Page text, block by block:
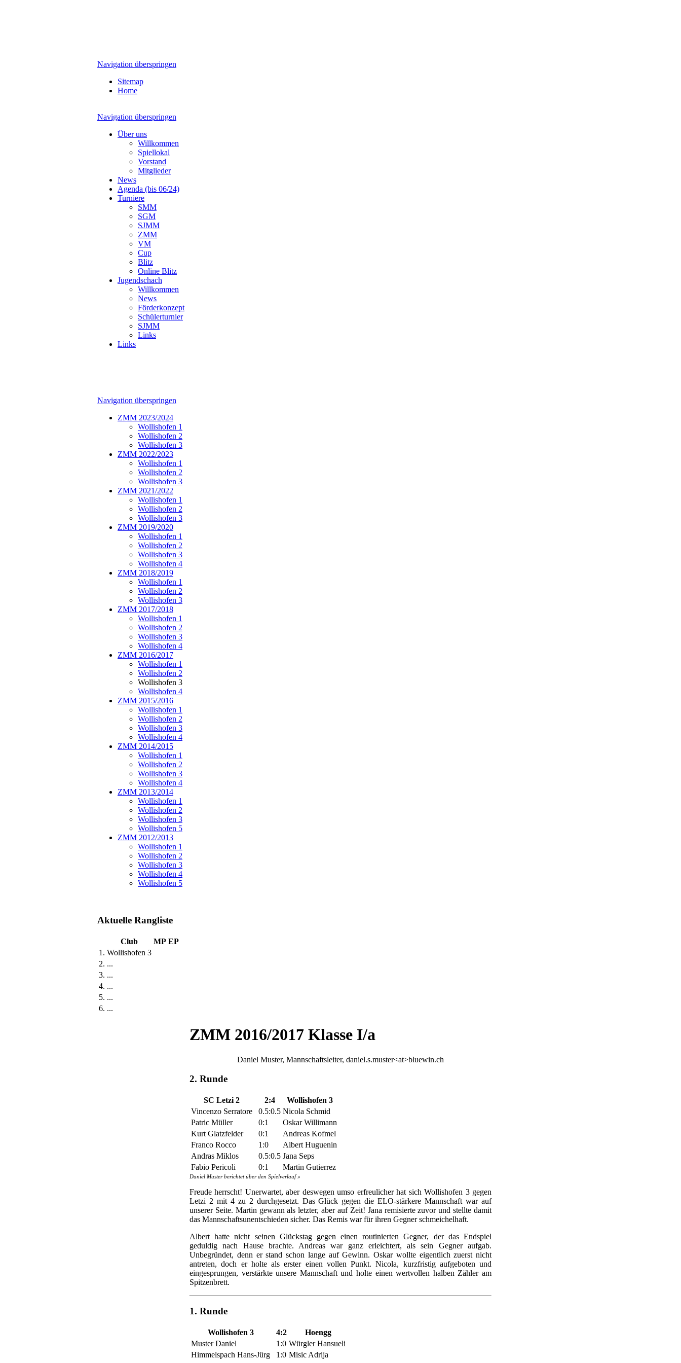
Navigation überspringen
Sitemap
Home
Navigation überspringen
Über uns
Willkommen
Spiellokal
Vorstand
Mitglieder
News
Agenda (bis 06/24)
Turniere
SMM
SGM
SJMM
ZMM
VM
Cup
Blitz
Online Blitz
Jugendschach
Willkommen
News
Förderkonzept
Schülerturnier
SJMM
Links
Links
Navigation überspringen
ZMM 2023/2024
Wollishofen 1
Wollishofen 2
Wollishofen 3
ZMM 2022/2023
Wollishofen 1
Wollishofen 2
Wollishofen 3
ZMM 2021/2022
Wollishofen 1
Wollishofen 2
Wollishofen 3
ZMM 2019/2020
Wollishofen 1
Wollishofen 2
Wollishofen 3
Wollishofen 4
ZMM 2018/2019
Wollishofen 1
Wollishofen 2
Wollishofen 3
ZMM 2017/2018
Wollishofen 1
Wollishofen 2
Wollishofen 3
Wollishofen 4
ZMM 2016/2017
Wollishofen 1
Wollishofen 2
Wollishofen 3
Wollishofen 4
ZMM 2015/2016
Wollishofen 1
Wollishofen 2
Wollishofen 3
Wollishofen 4
ZMM 2014/2015
Wollishofen 1
Wollishofen 2
Wollishofen 3
Wollishofen 4
ZMM 2013/2014
Wollishofen 1
Wollishofen 2
Wollishofen 3
Wollishofen 5
ZMM 2012/2013
Wollishofen 1
Wollishofen 2
Wollishofen 3
Wollishofen 4
Wollishofen 5
Aktuelle Rangliste
Club MP EP
1. Wollishofen 3
2. ...
3. ...
4. ...
5. ...
6. ...
ZMM 2016/2017 Klasse I/a
Daniel Muster, Mannschaftsleiter, daniel.s.muster<at>bluewin.ch
2. Runde
SC Letzi 2 2:4
Wollishofen 3
Vincenzo Serratore
0.5:0.5 Nicola Schmid
Patric Müller
0:1
Oskar Willimann
Kurt Glatzfelder
0:1
Andreas Kofmel
Franco Rocco
1:0
Albert Huguenin
Andras Miklos
0.5:0.5 Jana Seps
Fabio Pericoli
0:1 Martin Gutierrez
Daniel Muster berichtet über den Spielverlauf »
Freude herrscht! Unerwartet, aber deswegen umso erfreulicher hat sich Wollishofen 3 gegen
Letzi 2 mit 4 zu 2 durchgesetzt. Das Glück gegen die ELO-stärkere Mannschaft war auf
unserer Seite. Martin gewann als letzter, aber auf Zeit! Jana remisierte zuvor und stellte damit
das Mannschaftsunentschieden sicher. Das Remis war für ihren Gegner schmeichelhaft.
Albert hatte nicht seinen Glückstag gegen einen routinierten Gegner, der das Endspiel
geduldig nach Hause brachte. Andreas war ganz erleichtert, als sein Gegner aufgab.
Unbegründet, denn er stand schon lange auf Gewinn. Oskar wollte eigentlich zuerst nicht
antreten, doch er holte als erster einen vollen Punkt. Nicola, kurzfristig aufgeboten und
eingesprungen, verstärkte unsere Mannschaft und holte einen wertvollen halben Zähler am
Spitzenbrett.
1. Runde
Wollishofen 3 4:2
Hoengg
Muster Daniel
1:0 Würgler Hansueli
Himmelspach Hans-Jürg
1:0 Misic Adrija